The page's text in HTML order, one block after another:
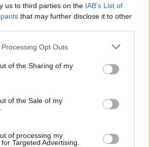
us to third parties on the IAB’s List of
that may further disclose it to other
website/app uses one or more Google
or usage behaviour. You may click to
to Google and its third-party tags to
specified purposes in below Google
Opt Outs
of the Sharing of my
of the Sale of my
of processing my
Targeted Advertising.
és Salzburgban; sokféle
magas minőségű
számos kitüntetést kapott,
volt 2010 januárjábam.